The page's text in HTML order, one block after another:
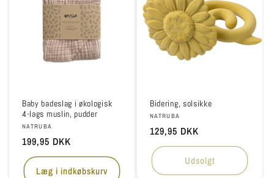
Baby badeslag i økologisk
4-lags muslin, pudder
Forhandler:
NATRUBA
Normalpris
199,95 DKK
Læg i indkøbskurv
Bidering, solsikke
Forhandler:
NATRUBA
Normalpris
129,95 DKK
Udsolgt